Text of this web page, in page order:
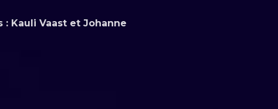
Kauli Vaast et Johanne